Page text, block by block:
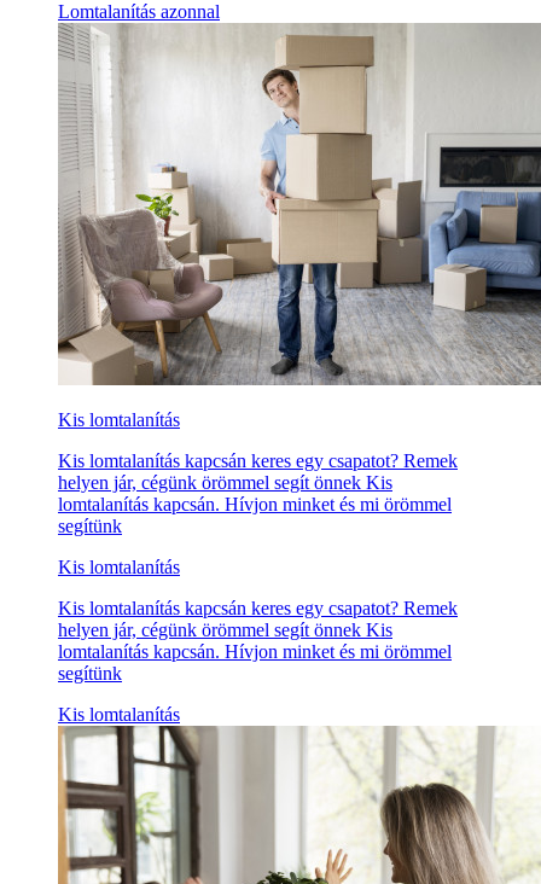
Lomtalanítás azonnal
Kis lomtalanítás
Kis lomtalanítás kapcsán keres egy csapatot? Remek
helyen jár, cégünk örömmel segít önnek Kis
lomtalanítás kapcsán. Hívjon minket és mi örömmel
segítünk
Kis lomtalanítás
Kis lomtalanítás kapcsán keres egy csapatot? Remek
helyen jár, cégünk örömmel segít önnek Kis
lomtalanítás kapcsán. Hívjon minket és mi örömmel
segítünk
Kis lomtalanítás